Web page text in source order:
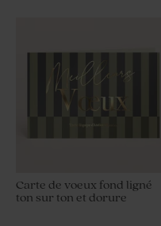
Carte de voeux fond ligné
ton sur ton et dorure